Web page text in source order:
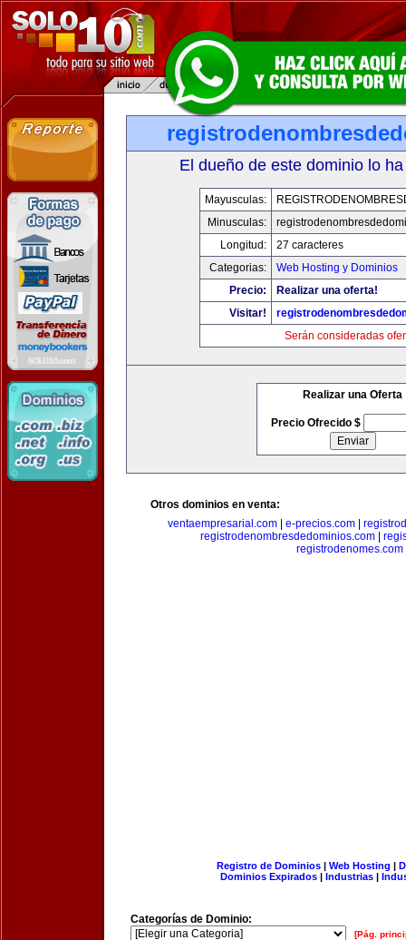
El dueño de este dominio lo
Mayusculas:
Minusculas:
Longitud:
27 caracteres
Categorias:
Web Hosting y Dominios
Precio:
Realizar una oferta!
Visitar!
Serán consideradas
Realizar una Oferta
Precio Ofrecido $
Otros dominios en venta:
ventaempresarial.com| e-precios.com|
registrodenombresdedominios.com
registrodenomes.com
Registro de Dominios| Web Hosting |
Dominios Expirados | Industrias |
Categorías de Dominio:
[Pág.